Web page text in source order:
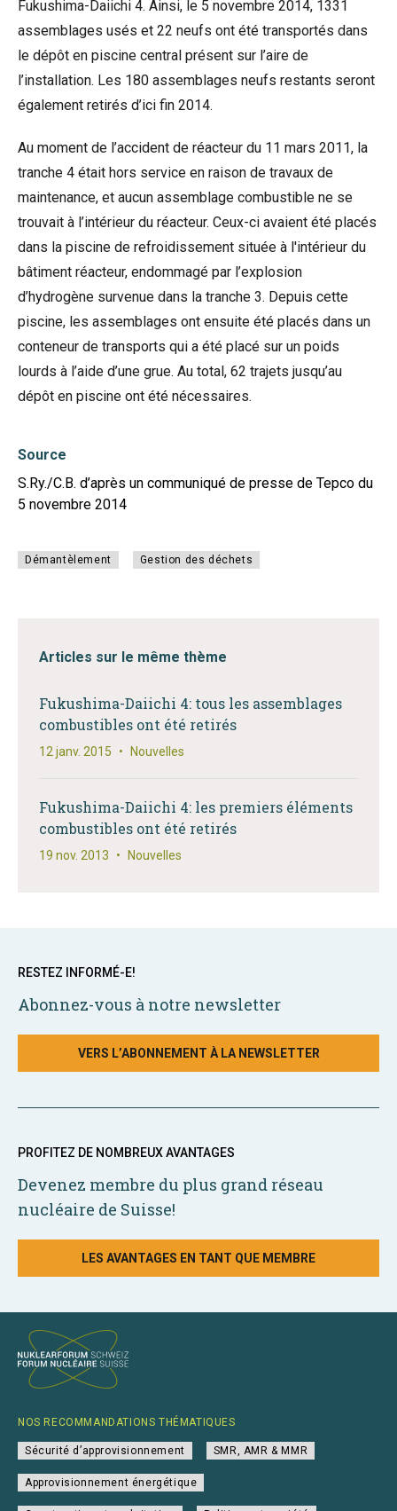
Fukushima-Daiichi 4. Ainsi, le 5 novembre 2014, 1331
assemblages usés et 22 neufs ont été transportés dans
le dépôt en piscine central présent sur l’aire de
l’installation. Les 180 assemblages neufs restants seront
également retirés d’ici fin 2014.
Au moment de l’accident de réacteur du 11 mars 2011, la
tranche 4 était hors service en raison de travaux de
maintenance, et aucun assemblage combustible ne se
trouvait à l’intérieur du réacteur. Ceux-ci avaient été placés
dans la piscine de refroidissement située à l'intérieur du
bâtiment réacteur, endommagé par l’explosion
d’hydrogène survenue dans la tranche 3. Depuis cette
piscine, les assemblages ont ensuite été placés dans un
conteneur de transports qui a été placé sur un poids
lourds à l’aide d’une grue. Au total, 62 trajets jusqu’au
dépôt en piscine ont été nécessaires.
Source
S.Ry./C.B. d’après un communiqué de presse de Tepco du
5 novembre 2014
Démantèlement Gestion des déchets
Articles sur le même thème
Fukushima-Daiichi 4: tous les assemblages
combustibles ont été retirés
12 janv. 2015 • Nouvelles
Fukushima-Daiichi 4: les premiers éléments
combustibles ont été retirés
19 nov. 2013 • Nouvelles
RESTEZ INFORMÉ-E!
Abonnez-vous à notre newsletter
VERS L’ABONNEMENT À LA NEWSLETTER
PROFITEZ DE NOMBREUX AVANTAGES
Devenez membre du plus grand réseau
nucléaire de Suisse!
LES AVANTAGES EN TANT QUE MEMBRE
NOS RECOMMANDATIONS THÉMATIQUES
Sécurité d’approvisionnement SMR, AMR & MMR
Approvisionnement énergétique